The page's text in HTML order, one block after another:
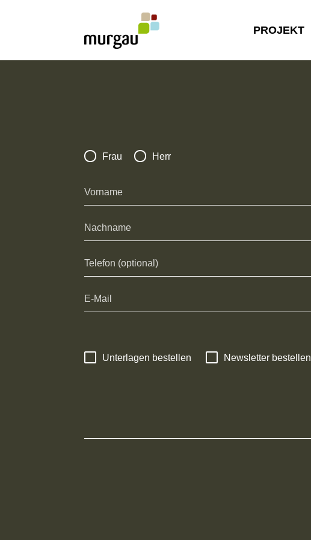
PROJEKT
Frau Herr
Unterlagen bestellen Newsletter bestellen